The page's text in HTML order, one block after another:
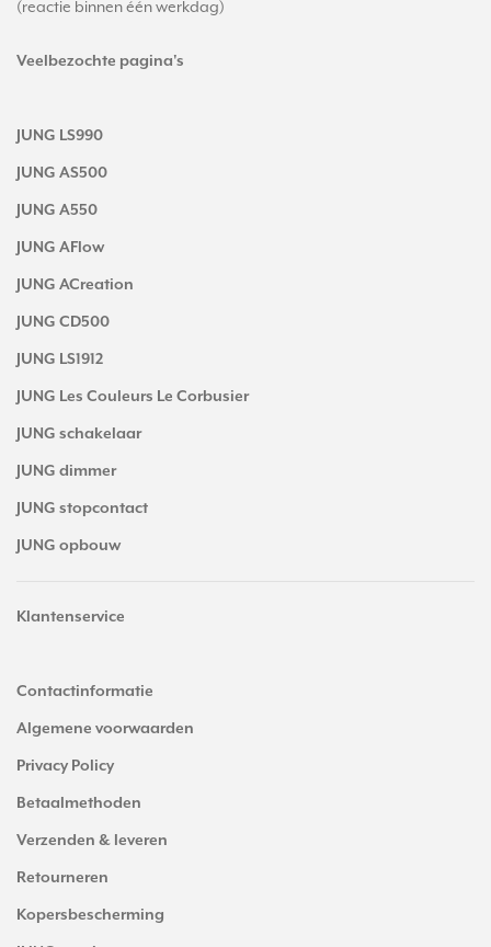
(reactie binnen één werkdag)
Veelbezochte pagina's
JUNG LS990
JUNG AS500
JUNG A550
JUNG AFlow
JUNG ACreation
JUNG CD500
JUNG LS1912
JUNG Les Couleurs Le Corbusier
JUNG schakelaar
JUNG dimmer
JUNG stopcontact
JUNG opbouw
Klantenservice
Contactinformatie
Algemene voorwaarden
Privacy Policy
Betaalmethoden
Verzenden & leveren
Retourneren
Kopersbescherming